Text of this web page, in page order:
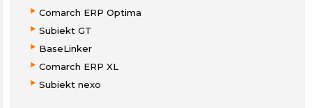
Comarch ERP Optima
Subiekt GT
BaseLinker
Comarch ERP XL
Subiekt nexo